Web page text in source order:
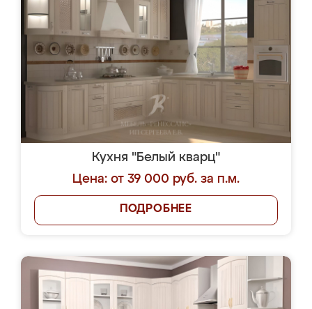
Кухня "Белый кварц"
Цена: от 39 000 руб. за п.м.
ПОДРОБНЕЕ